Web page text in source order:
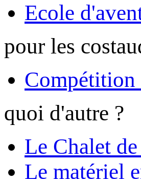
Ecole
pour les
quoi d'autre ?
Le Chalet
Le matériel